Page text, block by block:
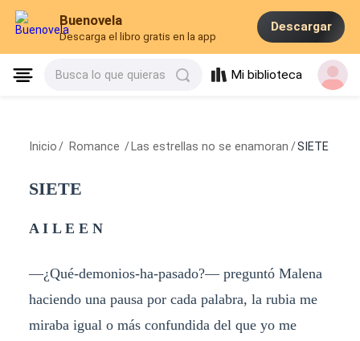
Buenovela
Descarga el libro gratis en la app
Descargar
Busca lo que quieras Mi biblioteca
Inicio / Romance / Las estrellas no se enamoran /SIETE
SIETE
A I L E E N
—¿Qué-demonios-ha-pasado?— preguntó Malena
haciendo una pausa por cada palabra, la rubia me
miraba igual o más confundida del que yo me